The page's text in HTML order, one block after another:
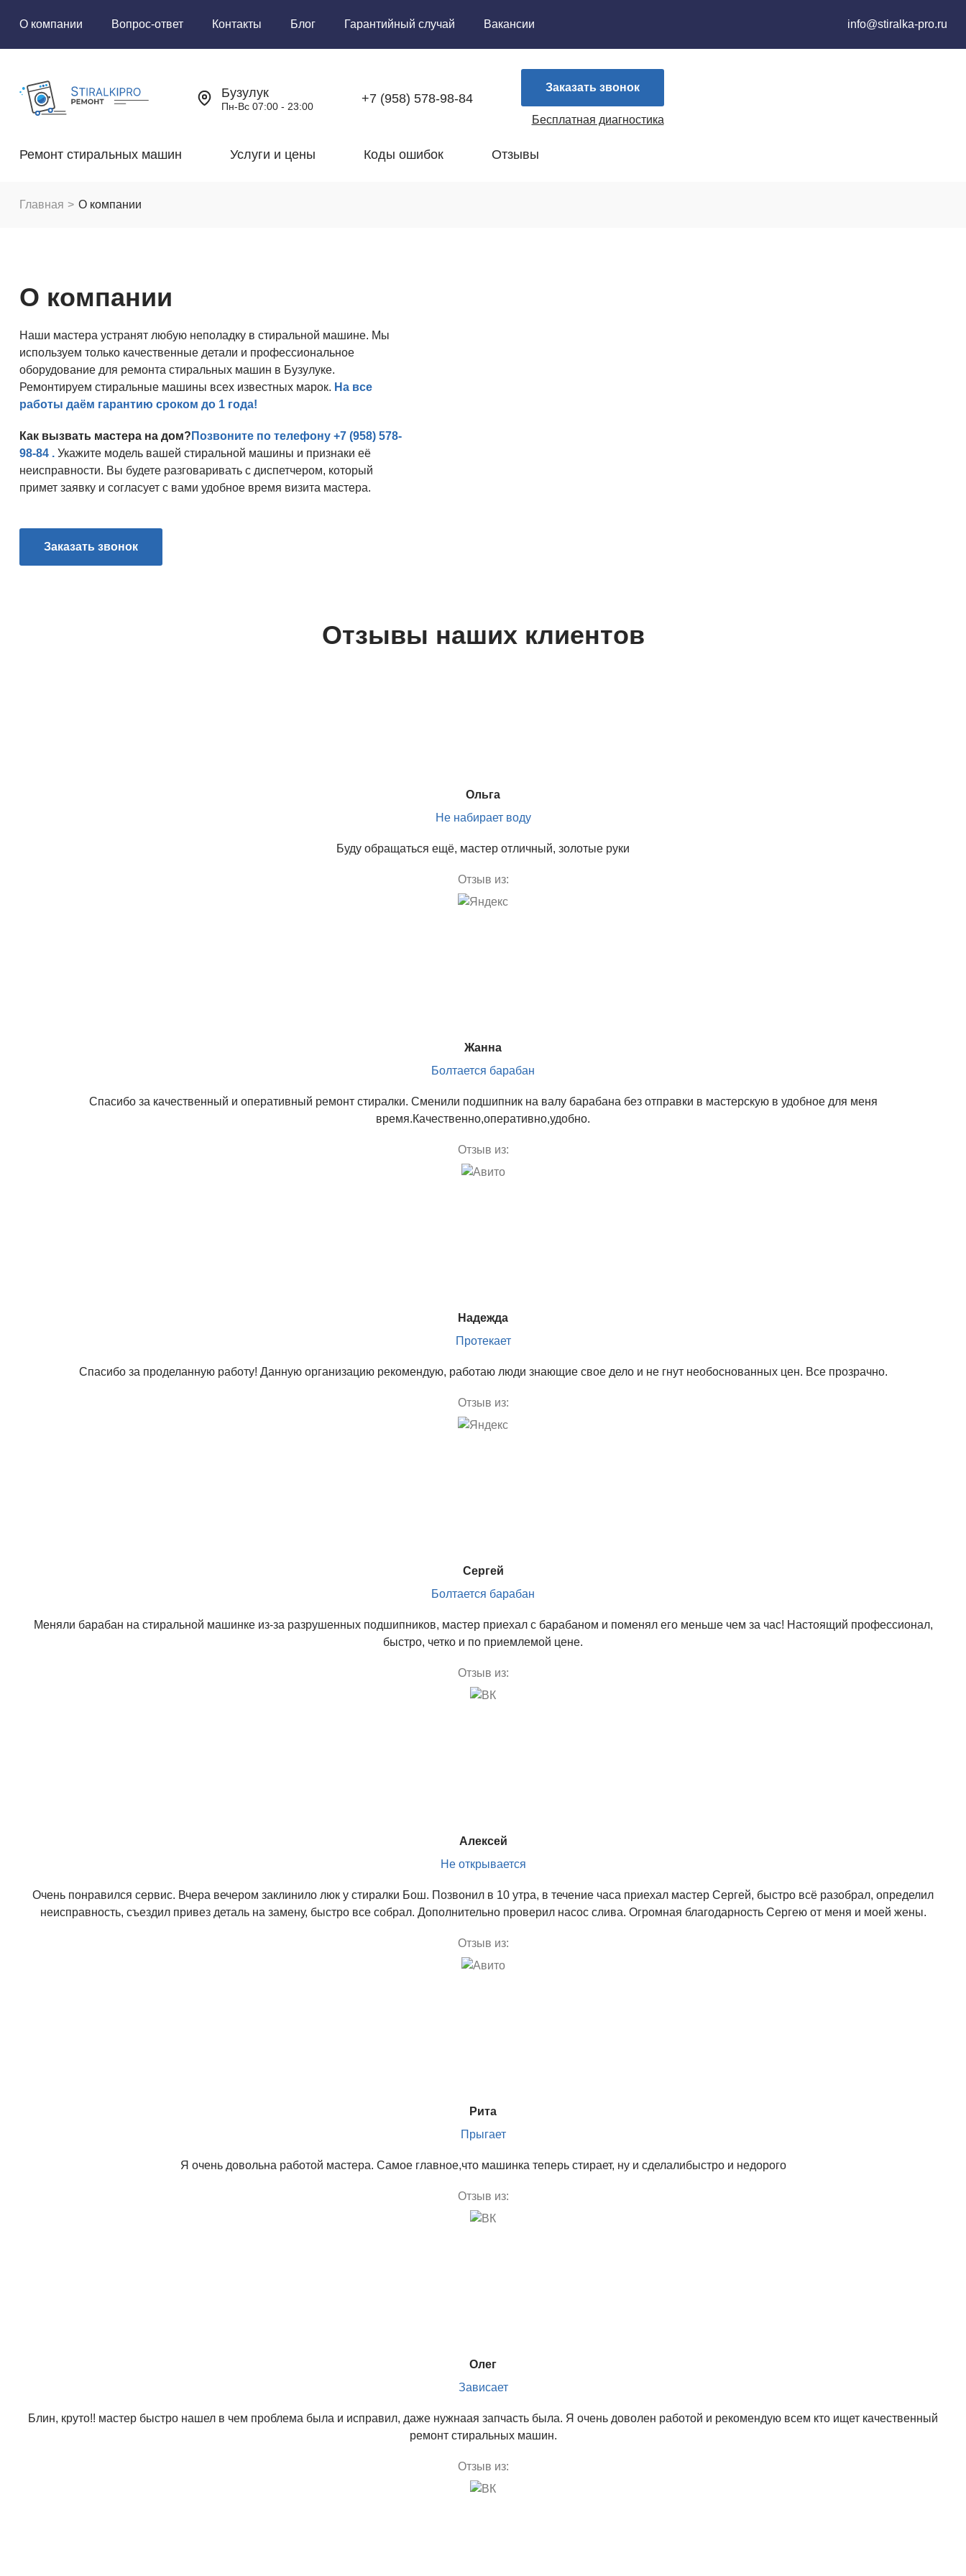
О компании Вопрос-ответ Контакты Блог Гарантийный случай Вакансии info@stiralka-pro.ru
Бузулук
Пн-Вс 07:00 - 23:00
+7 (958) 578-98-84
Заказать звонок
Бесплатная диагностика
Ремонт стиральных машин Услуги и цены Коды ошибок Отзывы
Главная О компании
О компании
Наши мастера устранят любую неполадку в стиральной машине. Мы
используем только качественные детали и профессиональное
оборудование для ремонта стиральных машин в Бузулуке.
Ремонтируем стиральные машины всех известных марок. На все
работы даём гарантию сроком до 1 года!
Как вызвать мастера на дом? Позвоните по телефону +7 (958) 578-
98-84.Укажите модель вашей стиральной машины и признаки её
неисправности. Вы будете разговаривать с диспетчером, который
примет заявку и согласует с вами удобное время визита мастера.
Заказать звонок
Отзывы наших клиентов
Ольга
Не набирает воду
Буду обращаться ещё, мастер отличный, золотые руки
Отзыв из:
Жанна
Болтается барабан
Спасибо за качественный и оперативный ремонт стиралки. Сменили подшипник на валу барабана без отправки в мастерскую в удобное для меня
время.Качественно,оперативно,удобно.
Отзыв из:
Надежда
Протекает
Спасибо за проделанную работу! Данную организацию рекомендую, работаю люди знающие свое дело и не гнут необоснованных цен. Все прозрачно.
Отзыв из:
Сергей
Болтается барабан
Меняли барабан на стиральной машинке из-за разрушенных подшипников, мастер приехал с барабаном и поменял его меньше чем за час! Настоящий профессионал,
быстро, четко и по приемлемой цене.
Отзыв из:
Алексей
Не открывается
Очень понравился сервис. Вчера вечером заклинило люк у стиралки Бош. Позвонил в 10 утра, в течение часа приехал мастер Сергей, быстро всё разобрал, определил
неисправность, съездил привез деталь на замену, быстро все собрал. Дополнительно проверил насос слива. Огромная благодарность Сергею от меня и моей жены.
Отзыв из:
Рита
Прыгает
Я очень довольна работой мастера. Самое главное,что машинка теперь стирает, ну и сделалибыстро и недорого
Отзыв из:
Олег
Зависает
Блин, круто!! мастер быстро нашел в чем проблема была и исправил, даже нужнаая запчасть была. Я очень доволен работой и рекомендую всем кто ищет качественный
ремонт стиральных машин.
Отзыв из: